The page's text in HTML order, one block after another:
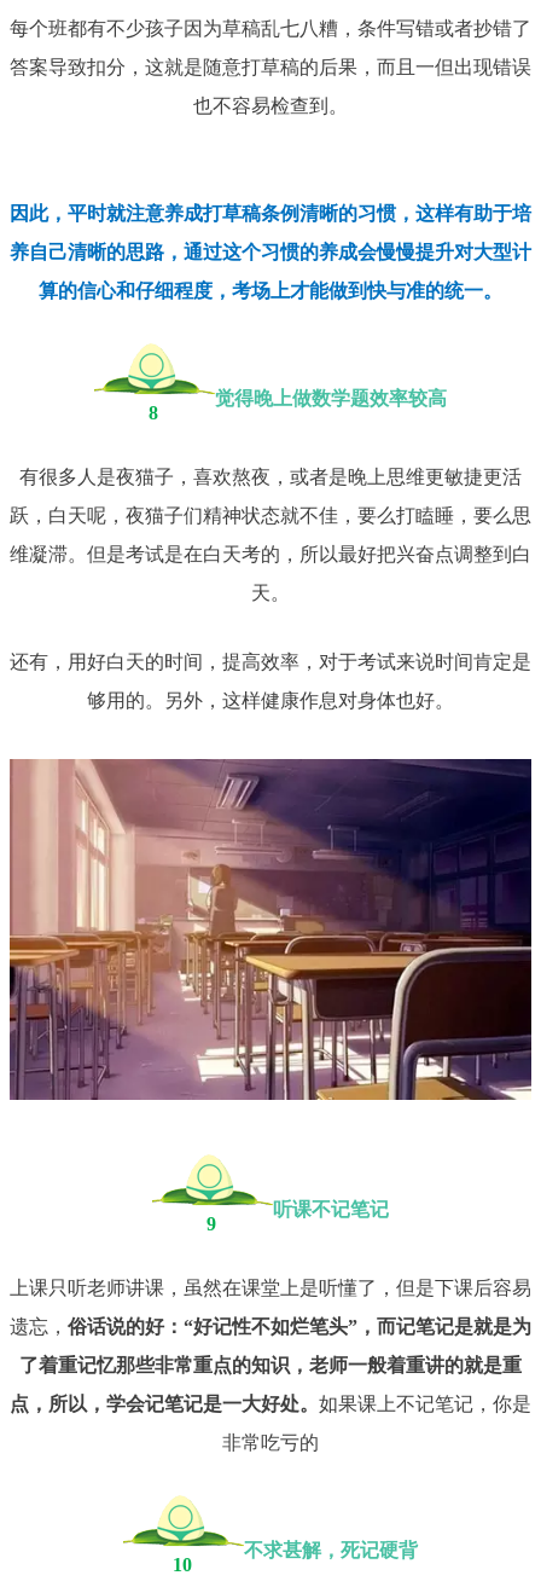
每个班都有不少孩子因为草稿乱七八糟，条件写错或者抄错了
答案导致扣分，这就是随意打草稿的后果，而且一但出现错误
也不容易检查到。
因此，平时就注意养成打草稿条例清晰的习惯，这样有助于培
养自己清晰的思路，通过这个习惯的养成会慢慢提升对大型计
算的信心和仔细程度，考场上才能做到快与准的统一。
8
觉得晚上做数学题效率较高
有很多人是夜猫子，喜欢熬夜，或者是晚上思维更敏捷更活
跃，白天呢，夜猫子们精神状态就不佳，要么打瞌睡，要么思
维凝滞。但是考试是在白天考的，所以最好把兴奋点调整到白
天。
还有，用好白天的时间，提高效率，对于考试来说时间肯定是
够用的。另外，这样健康作息对身体也好。
9
听课不记笔记
上课只听老师讲课，虽然在课堂上是听懂了，但是下课后容易
遗忘， 俗话说的好：“好记性不如烂笔头”，而记笔记是就是为
了着重记忆那些非常重点的知识，老师一般着重讲的就是重
点，所以，学会记笔记是一大好处。 如果课上不记笔记，你是
非常吃亏的
10
不求甚解，死记硬背